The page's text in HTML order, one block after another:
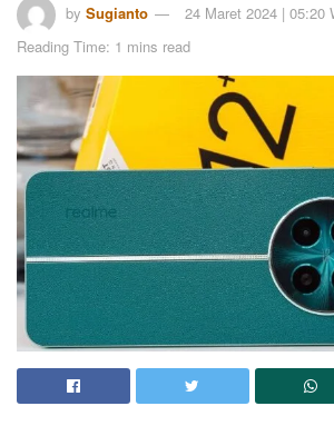
by Sugianto
24 Maret 2024 | 05:20
Reading Time: 1 mins read